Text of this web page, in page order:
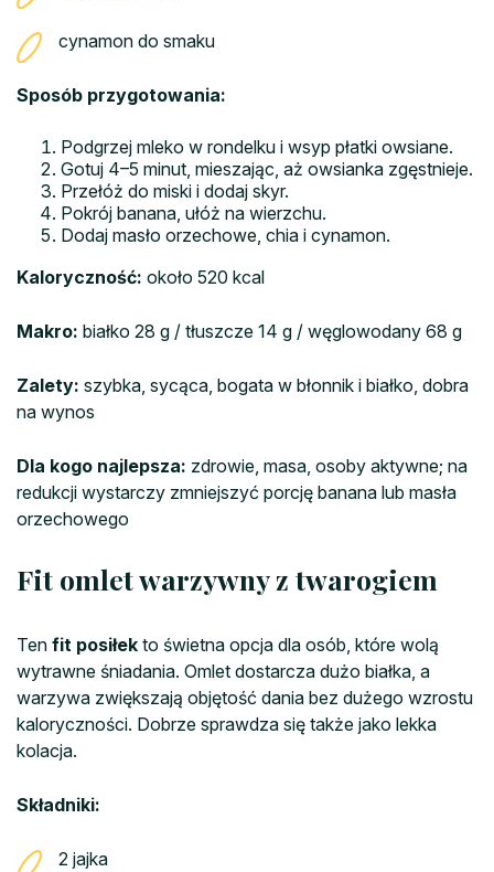
cynamon do smaku
Sposób przygotowania:
Podgrzej mleko w rondelku i wsyp płatki owsiane.
Gotuj 4–5 minut, mieszając, aż owsianka zgęstnieje.
Przełóż do miski i dodaj skyr.
Pokrój banana, ułóż na wierzchu.
Dodaj masło orzechowe, chia i cynamon.
Kaloryczność: około 520 kcal
Makro: białko 28 g / tłuszcze 14 g / węglowodany 68 g
Zalety: szybka, sycąca, bogata w błonnik i białko, dobra
na wynos
Dla kogo najlepsza: zdrowie, masa, osoby aktywne; na
redukcji wystarczy zmniejszyć porcję banana lub masła
orzechowego
Fit omlet warzywny z twarogiem
Ten fit posiłek to świetna opcja dla osób, które wolą
wytrawne śniadania. Omlet dostarcza dużo białka, a
warzywa zwiększają objętość dania bez dużego wzrostu
kaloryczności. Dobrze sprawdza się także jako lekka
kolacja.
Składniki:
2 jajka